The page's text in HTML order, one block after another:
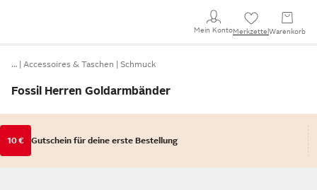
Mein KontoMerkzettel Warenkorb
… Accessoires & Taschen Schmuck
Fossil Herren Goldarmbänder
10 € Gutschein für deine erste Bestellung